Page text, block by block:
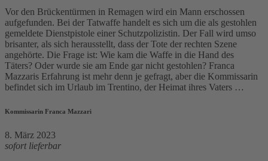
Vor den Brückentürmen in Remagen wird ein Mann erschossen
aufgefunden. Bei der Tatwaffe handelt es sich um die als gestohlen
gemeldete Dienstpistole einer Schutzpolizistin. Der Fall wird umso
brisanter, als sich herausstellt, dass der Tote der rechten Szene
angehörte. Die Frage ist: Wie kam die Waffe in die Hand des
Täters? Oder wurde sie am Ende gar nicht gestohlen? Franca
Mazzaris Erfahrung ist mehr denn je gefragt, aber die Kommissarin
befindet sich im Urlaub im Trentino, der Heimat ihres Vaters …
Kommissarin Franca Mazzari
8. März 2023
sofort lieferbar